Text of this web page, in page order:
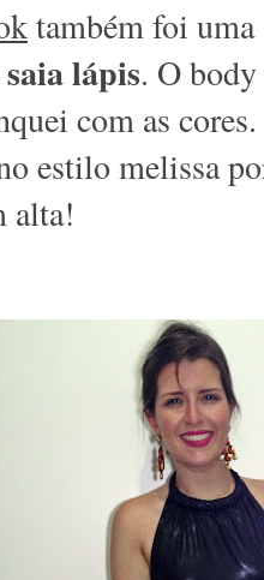
também foi
saia lápis. O
com as
estilo melissa
alta!